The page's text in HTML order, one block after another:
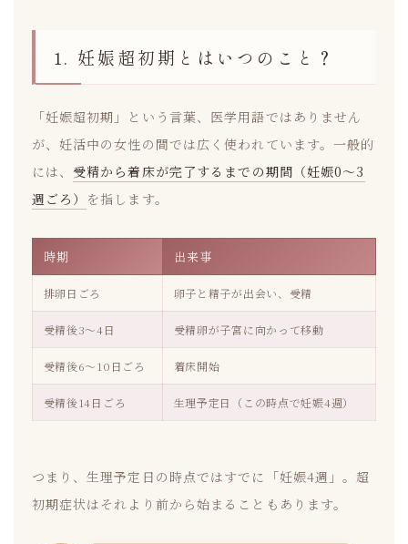
1. 妊娠超初期とはいつのこと？
「妊娠超初期」という言葉、医学用語ではありません
が、妊活中の女性の間では広く使われています。一般的
には、 受精から着床が完了するまでの期間（妊娠0〜3
週ごろ） を指します。
時期 出来事
排卵日ごろ 卵子と精子が出会い、受精
受精後3〜4日 受精卵が子宮に向かって移動
受精後6〜10日ごろ 着床開始
受精後14日ごろ 生理予定日（この時点で妊娠4週）
つまり、生理予定日の時点ではすでに「妊娠4週」。超
初期症状はそれより前から始まることもあります。